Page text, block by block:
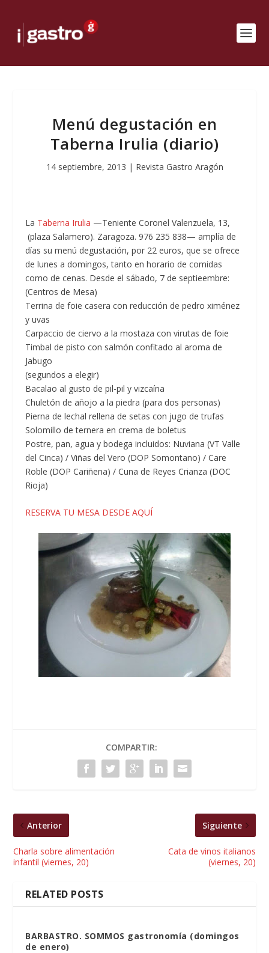
Menú degustación en
Taberna Irulia (diario)
14 septiembre, 2013 | Revista Gastro Aragón
La Taberna Irulia —Teniente Coronel Valenzuela, 13,
(plaza Salamero). Zaragoza. 976 235 838— amplía de
días su menú degustación, por 22 euros, que se ofrece
de lunes a domingos, tanto en horario de comidas
como de cenas. Desde el sábado, 7 de septieembre:
(Centros de Mesa)
Terrina de foie casera con reducción de pedro ximénez
y uvas
Carpaccio de ciervo a la mostaza con virutas de foie
Timbal de pisto con salmón confitado al aroma de
Jabugo
(segundos a elegir)
Bacalao al gusto de pil-pil y vizcaína
Chuletón de añojo a la piedra (para dos personas)
Pierna de lechal rellena de setas con jugo de trufas
Solomillo de ternera en crema de boletus
Postre, pan, agua y bodega incluidos: Nuviana (VT Valle
del Cinca) / Viñas del Vero (DOP Somontano) / Care
Roble (DOP Cariñena) / Cuna de Reyes Crianza (DOC
Rioja)
RESERVA TU MESA DESDE AQUÍ
COMPARTIR:
Anterior
Charla sobre alimentación
infantil (viernes, 20)
Siguiente
Cata de vinos italianos
(viernes, 20)
RELATED POSTS
BARBASTRO. SOMMOS gastronomía (domingos
de enero)